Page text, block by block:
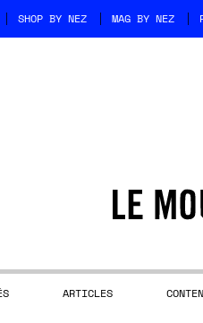
SHOP BY NEZ MAG BY NEZ
ARTICLES